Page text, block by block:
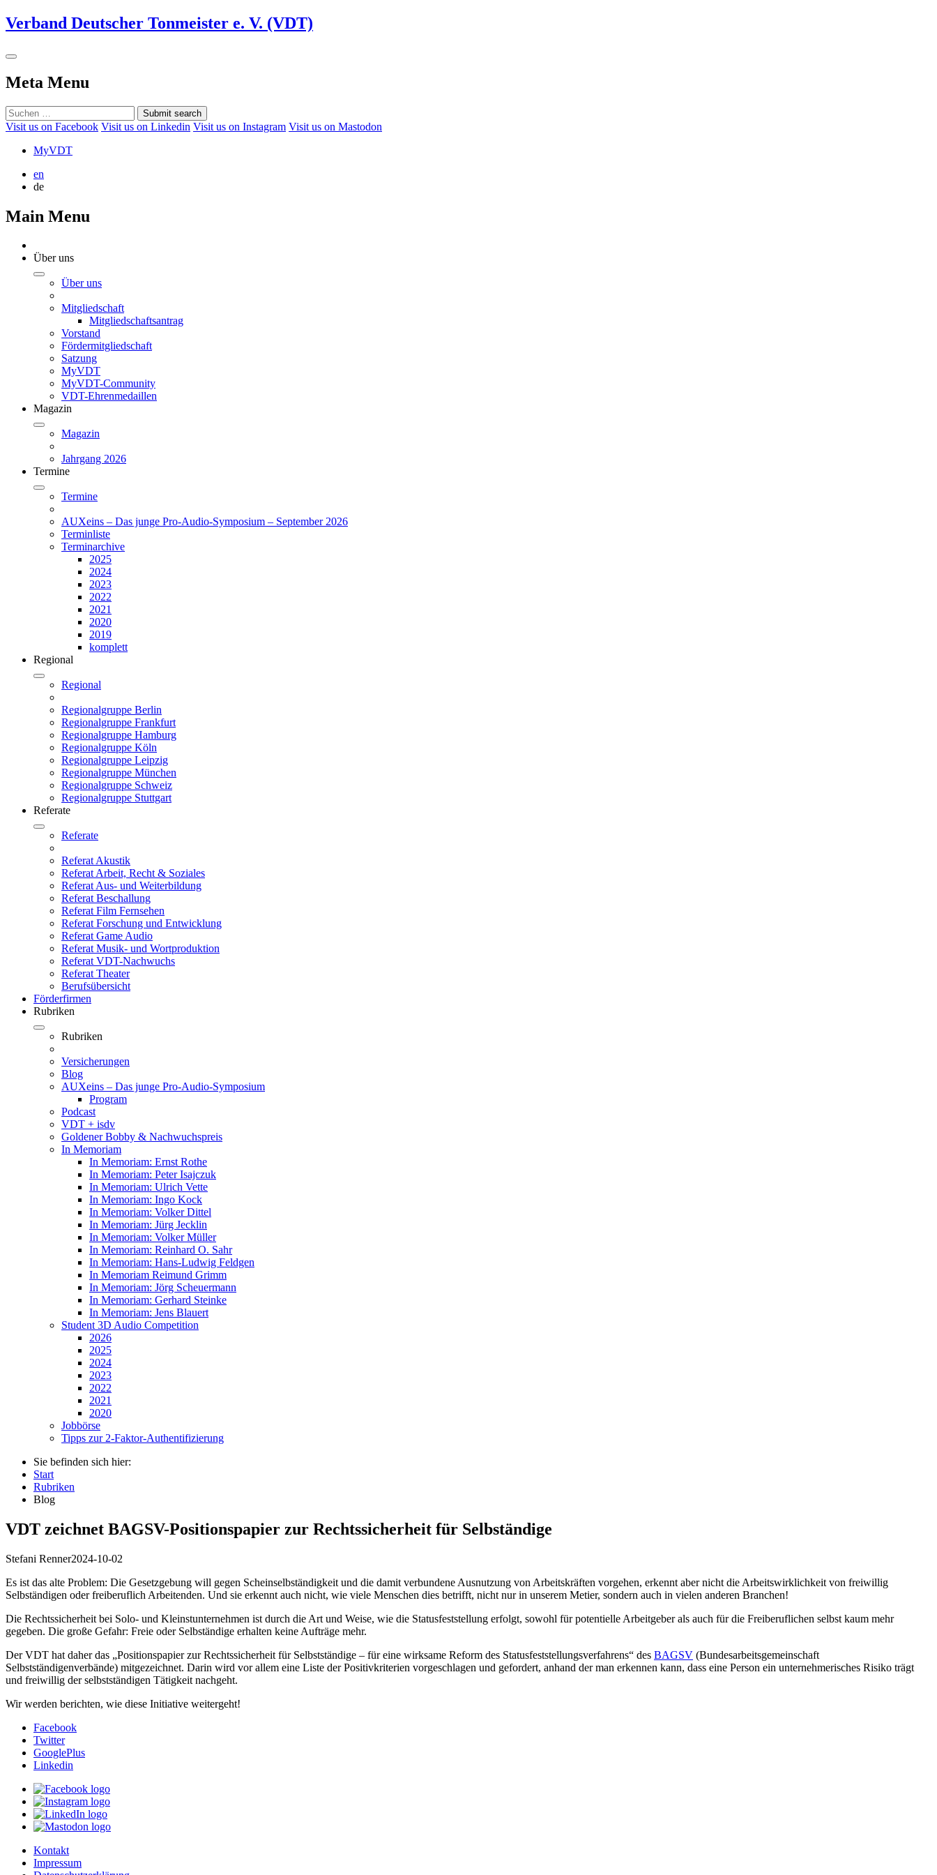
Verband Deutscher Tonmeister e. V. (VDT)
Meta Menu
Submit search
Visit us on Facebook Visit us on Linkedin Visit us on Instagram Visit us on Mastodon
MyVDT
en
de
Main Menu
Über uns
Über uns
Mitgliedschaft
Mitgliedschaftsantrag
Vorstand
Fördermitgliedschaft
Satzung
MyVDT
MyVDT-Community
VDT-Ehrenmedaillen
Magazin
Magazin
Jahrgang 2026
Termine
Termine
AUXeins – Das junge Pro-Audio-Symposium – September 2026
Terminliste
Terminarchive
2025
2024
2023
2022
2021
2020
2019
komplett
Regional
Regional
Regionalgruppe Berlin
Regionalgruppe Frankfurt
Regionalgruppe Hamburg
Regionalgruppe Köln
Regionalgruppe Leipzig
Regionalgruppe München
Regionalgruppe Schweiz
Regionalgruppe Stuttgart
Referate
Referate
Referat Akustik
Referat Arbeit, Recht & Soziales
Referat Aus- und Weiterbildung
Referat Beschallung
Referat Film Fernsehen
Referat Forschung und Entwicklung
Referat Game Audio
Referat Musik- und Wortproduktion
Referat VDT-Nachwuchs
Referat Theater
Berufsübersicht
Förderfirmen
Rubriken
Rubriken
Versicherungen
Blog
AUXeins – Das junge Pro-Audio-Symposium
Program
Podcast
VDT + isdv
Goldener Bobby & Nachwuchspreis
In Memoriam
In Memoriam: Ernst Rothe
In Memoriam: Peter Isajczuk
In Memoriam: Ulrich Vette
In Memoriam: Ingo Kock
In Memoriam: Volker Dittel
In Memoriam: Jürg Jecklin
In Memoriam: Volker Müller
In Memoriam: Reinhard O. Sahr
In Memoriam: Hans-Ludwig Feldgen
In Memoriam Reimund Grimm
In Memoriam: Jörg Scheuermann
In Memoriam: Gerhard Steinke
In Memoriam: Jens Blauert
Student 3D Audio Competition
2026
2025
2024
2023
2022
2021
2020
Jobbörse
Tipps zur 2-Faktor-Authentifizierung
Sie befinden sich hier:
Start
Rubriken
Blog
VDT zeichnet BAGSV-Positionspapier zur Rechtssicherheit für Selbständige
Stefani Renner2024-10-02
Es ist das alte Problem: Die Gesetzgebung will gegen Scheinselbständigkeit und die damit verbundene Ausnutzung von Arbeitskräften vorgehen, erkennt aber nicht die Arbeitswirklichkeit von freiwillig
Selbständigen oder freiberuflich Arbeitenden. Und sie erkennt auch nicht, wie viele Menschen dies betrifft, nicht nur in unserem Metier, sondern auch in vielen anderen Branchen!
Die Rechtssicherheit bei Solo- und Kleinstunternehmen ist durch die Art und Weise, wie die Statusfeststellung erfolgt, sowohl für potentielle Arbeitgeber als auch für die Freiberuflichen selbst kaum mehr
gegeben. Die große Gefahr: Freie oder Selbständige erhalten keine Aufträge mehr.
Der VDT hat daher das „Positionspapier zur Rechtssicherheit für Selbstständige – für eine wirksame Reform des Statusfeststellungsverfahrens“ des BAGSV (Bundesarbeitsgemeinschaft
Selbstständigenverbände) mitgezeichnet. Darin wird vor allem eine Liste der Positivkriterien vorgeschlagen und gefordert, anhand der man erkennen kann, dass eine Person ein unternehmerisches Risiko trägt
und freiwillig der selbstständigen Tätigkeit nachgeht.
Wir werden berichten, wie diese Initiative weitergeht!
Facebook
Twitter
GooglePlus
Linkedin
Kontakt
Impressum